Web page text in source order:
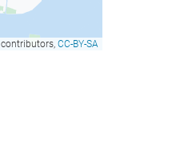
contributors, CC-BY-SA